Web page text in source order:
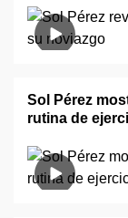
Sol Pérez
rutina de